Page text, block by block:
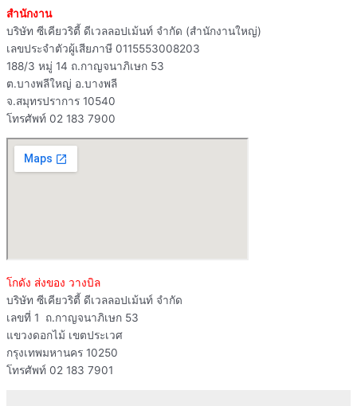
สำนักงาน
บริษัท ซีเคียวริตี้ ดีเวลลอปเม้นท์ จำกัด (สำนักงานใหญ่)
เลขประจำตัวผู้เสียภาษี 0115553008203
188/3 หมู่ 14 ถ.กาญจนาภิเษก 53
ต.บางพลีใหญ่ อ.บางพลี
จ.สมุทรปราการ 10540
โทรศัพท์ 02 183 7900
โกดัง ส่งของ วางบิล
บริษัท ซีเคียวริตี้ ดีเวลลอปเม้นท์ จำกัด
เลขที่ 1 ถ.กาญจนาภิเษก 53
แขวงดอกไม้ เขตประเวศ
กรุงเทพมหานคร 10250
โทรศัพท์ 02 183 7901